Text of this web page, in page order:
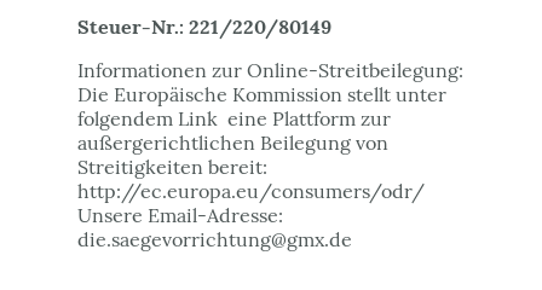
Steuer-Nr.: 221/220/80149
Informationen zur Online-Streitbeilegung:
Die Europäische Kommission stellt unter
folgendem Link eine Plattform zur
außergerichtlichen Beilegung von
Streitigkeiten bereit:
http://ec.europa.eu/consumers/odr/
Unsere Email-Adresse:
die.saegevorrichtung@gmx.de